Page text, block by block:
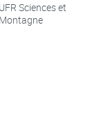
UFR Sciences et
Montagne